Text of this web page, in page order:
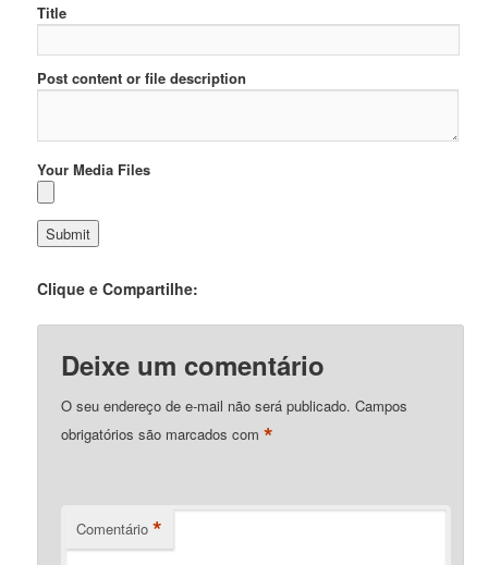
Title
Post content or file description
Your Media Files
Clique e Compartilhe:
Deixe um comentário
O seu endereço de e-mail não será publicado. Campos
obrigatórios são marcados com*
Comentário *